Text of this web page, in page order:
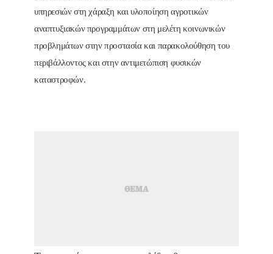
υπηρεσιών στη χάραξη και υλοποίηση αγροτικών
αναπτυξιακών προγραμμάτων στη μελέτη κοινωνικών
προβλημάτων στην προστασία και παρακολούθηση του
περιβάλλοντος και στην αντιμετώπιση φυσικών
καταστροφών.